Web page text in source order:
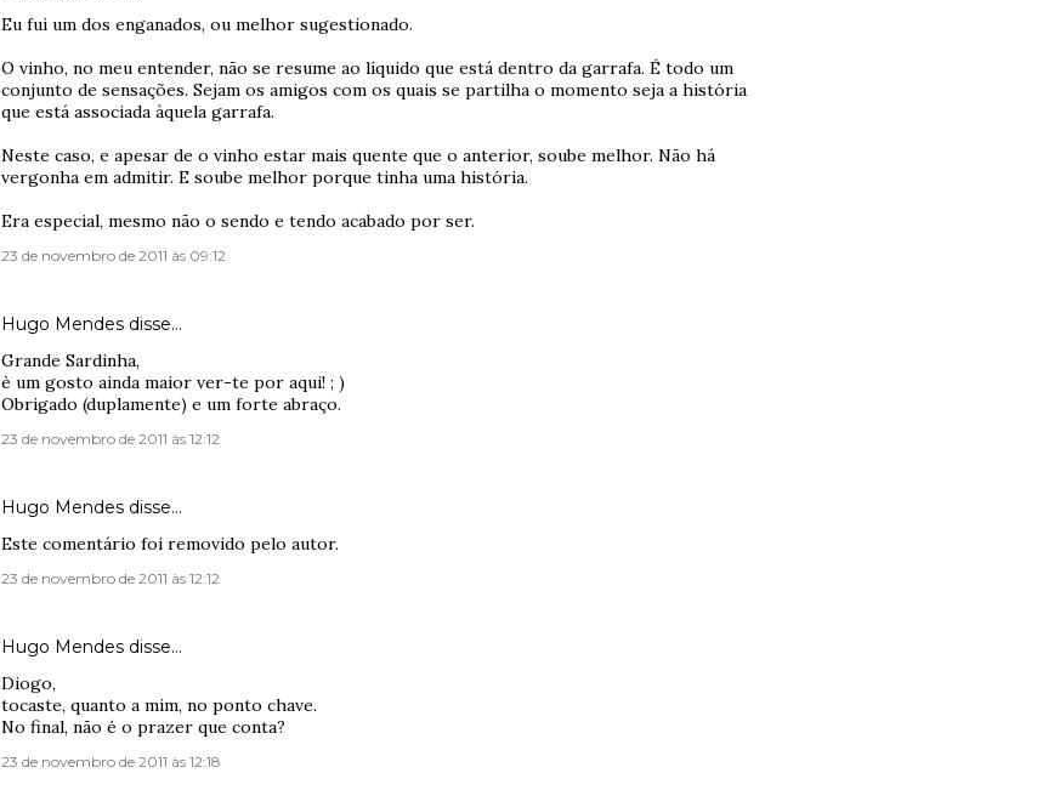
Eu fui um dos enganados, ou melhor sugestionado.
O vinho, no meu entender, não se resume ao líquido que está dentro da garrafa. É todo um
conjunto de sensações. Sejam os amigos com os quais se partilha o momento seja a história
que está associada àquela garrafa.
Neste caso, e apesar de o vinho estar mais quente que o anterior, soube melhor. Não há
vergonha em admitir. E soube melhor porque tinha uma história.
Era especial, mesmo não o sendo e tendo acabado por ser.
23 de novembro de 2011 às 09:12
Hugo Mendes disse…
Grande Sardinha,
è um gosto ainda maior ver-te por aqui! ; )
Obrigado (duplamente) e um forte abraço.
23 de novembro de 2011 às 12:12
Hugo Mendes disse…
Este comentário foi removido pelo autor.
23 de novembro de 2011 às 12:12
Hugo Mendes disse…
Diogo,
tocaste, quanto a mim, no ponto chave.
No final, não é o prazer que conta?
23 de novembro de 2011 às 12:18